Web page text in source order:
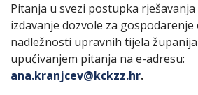
Pitanja u svezi postupka
izdavanje dozvole za
nadležnosti upravnih tijela
upućivanjem pitanja na e-adresu:
ana.kranjcev@kckzz.hr.